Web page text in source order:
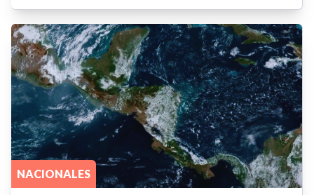
NACIONALES